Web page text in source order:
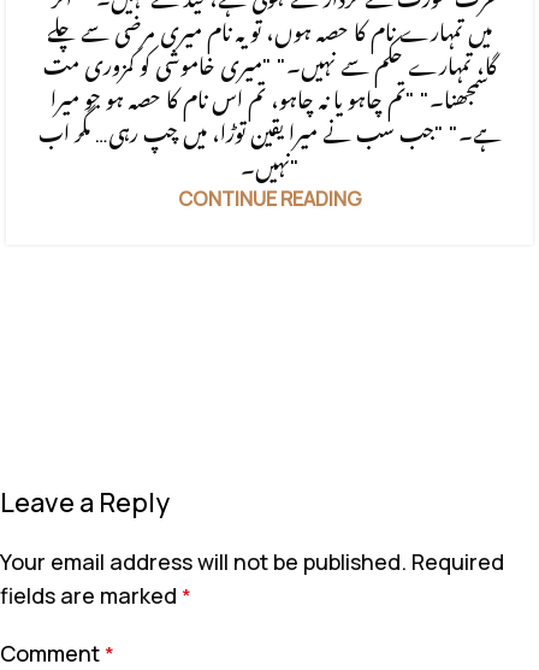
میں تمہارے نام کا حصہ ہوں، تو یہ نام میری مرضی سے چلے
گا، تمہارے حکم سے نہیں۔" "میری خاموشی کو کمزوری مت
سمجھنا۔" "تم چاہو یا نہ چاہو، تم اس نام کا حصہ ہو جو میرا
ہے۔" "جب سب نے میرا یقین توڑا، میں چپ رہی… مگر اب
نہیں۔"
CONTINUE READING
Leave a Reply
Your email address will not be published. Required
fields are marked *
Comment *